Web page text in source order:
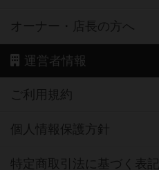
オーナー・店長の方へ
運営者情報
ご利用規約
個人情報保護方針
特定商取引法に基づく表記